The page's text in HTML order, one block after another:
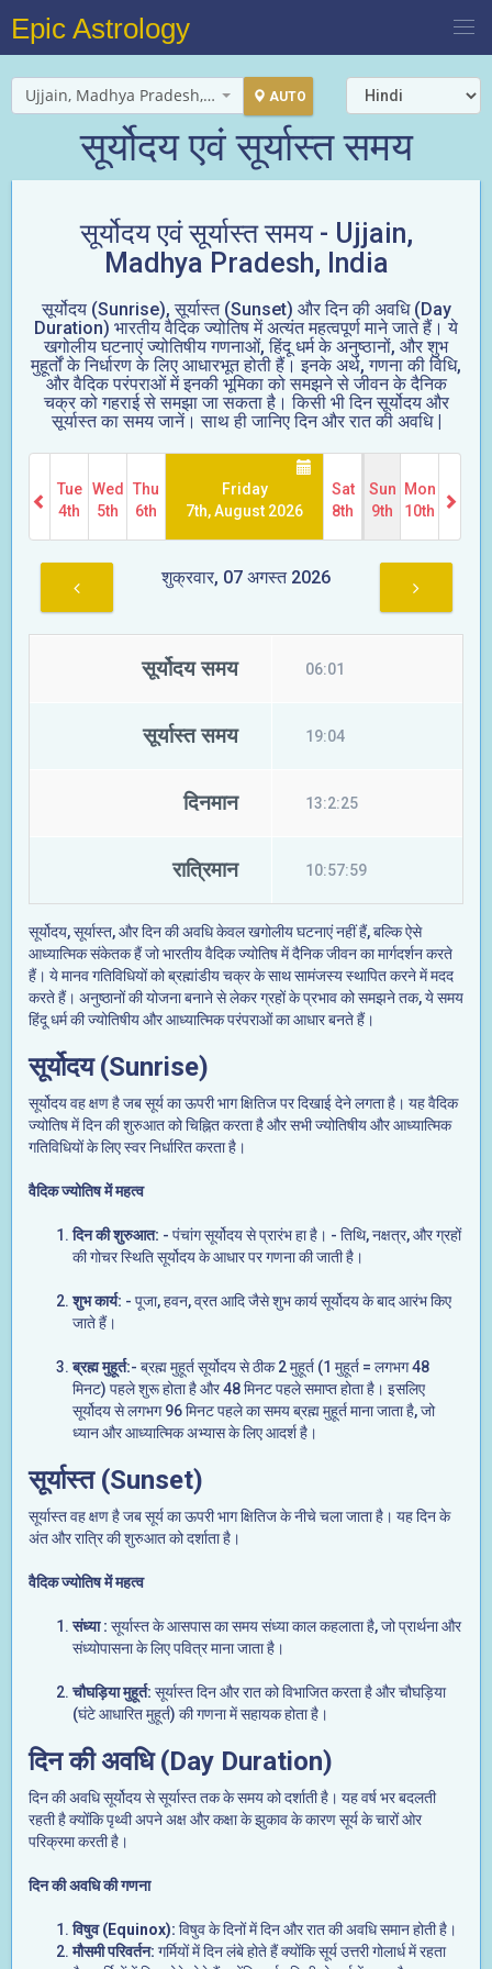
Epic Astrology
Ujjain, Madhya Pradesh, India AUTO
सूर्योदय एवं सूर्यास्त समय
सूर्योदय एवं सूर्यास्त समय - Ujjain,
Madhya Pradesh, India
सूर्योदय (Sunrise), सूर्यास्त (Sunset) और दिन की अवधि (Day
Duration) भारतीय वैदिक ज्योतिष में अत्यंत महत्वपूर्ण माने जाते हैं। ये
खगोलीय घटनाएं ज्योतिषीय गणनाओं, हिंदू धर्म के अनुष्ठानों, और शुभ
मुहूर्तों के निर्धारण के लिए आधारभूत होती हैं। इनके अर्थ, गणना की विधि,
और वैदिक परंपराओं में इनकी भूमिका को समझने से जीवन के दैनिक
चक्र को गहराई से समझा जा सकता है। किसी भी दिन सूर्योदय और
सूर्यास्त का समय जानें। साथ ही जानिए दिन और रात की अवधि |
Tue
4th
Wed
5th
Thu
6th
Friday
7th, August 2026
Sat
8th
Sun
9th
Mon
10th
शुक्रवार, 07 अगस्त 2026
सूर्योदय समय 06:01
सूर्यास्त समय 19:04
दिनमान 13:2:25
रात्रिमान 10:57:59
सूर्योदय, सूर्यास्त, और दिन की अवधि केवल खगोलीय घटनाएं नहीं हैं, बल्कि ऐसे
आध्यात्मिक संकेतक हैं जो भारतीय वैदिक ज्योतिष में दैनिक जीवन का मार्गदर्शन करते
हैं। ये मानव गतिविधियों को ब्रह्मांडीय चक्र के साथ सामंजस्य स्थापित करने में मदद
करते हैं। अनुष्ठानों की योजना बनाने से लेकर ग्रहों के प्रभाव को समझने तक, ये समय
हिंदू धर्म की ज्योतिषीय और आध्यात्मिक परंपराओं का आधार बनते हैं।
सूर्योदय (Sunrise)
सूर्योदय वह क्षण है जब सूर्य का ऊपरी भाग क्षितिज पर दिखाई देने लगता है। यह वैदिक
ज्योतिष में दिन की शुरुआत को चिह्नित करता है और सभी ज्योतिषीय और आध्यात्मिक
गतिविधियों के लिए स्वर निर्धारित करता है।
वैदिक ज्योतिष में महत्व
दिन की शुरुआत: - पंचांग सूर्योदय से प्रारंभ हा है। - तिथि, नक्षत्र, और ग्रहों
की गोचर स्थिति सूर्योदय के आधार पर गणना की जाती है।
शुभ कार्य: - पूजा, हवन, व्रत आदि जैसे शुभ कार्य सूर्योदय के बाद आरंभ किए
जाते हैं।
ब्रह्म मुहूर्त:- ब्रह्म मुहूर्त सूर्योदय से ठीक 2 मुहूर्त (1 मुहूर्त = लगभग 48
मिनट) पहले शुरू होता है और 48 मिनट पहले समाप्त होता है। इसलिए
सूर्योदय से लगभग 96 मिनट पहले का समय ब्रह्म मुहूर्त माना जाता है, जो
ध्यान और आध्यात्मिक अभ्यास के लिए आदर्श है।
सूर्यास्त (Sunset)
सूर्यास्त वह क्षण है जब सूर्य का ऊपरी भाग क्षितिज के नीचे चला जाता है। यह दिन के
अंत और रात्रि की शुरुआत को दर्शाता है।
वैदिक ज्योतिष में महत्व
संध्या : सूर्यास्त के आसपास का समय संध्या काल कहलाता है, जो प्रार्थना और
संध्योपासना के लिए पवित्र माना जाता है।
चौघड़िया मुहूर्त: सूर्यास्त दिन और रात को विभाजित करता है और चौघड़िया
(घंटे आधारित मुहूर्त) की गणना में सहायक होता है।
दिन की अवधि (Day Duration)
दिन की अवधि सूर्योदय से सूर्यास्त तक के समय को दर्शाती है। यह वर्ष भर बदलती
रहती है क्योंकि पृथ्वी अपने अक्ष और कक्षा के झुकाव के कारण सूर्य के चारों ओर
परिक्रमा करती है।
दिन की अवधि की गणना
विषुव (Equinox): विषुव के दिनों में दिन और रात की अवधि समान होती है।
मौसमी परिवर्तन: गर्मियों में दिन लंबे होते हैं क्योंकि सूर्य उत्तरी गोलार्ध में रहता